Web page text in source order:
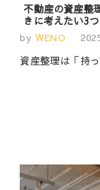
不動産の資産整
きに考えたい3
by WENO
資産整理は「持